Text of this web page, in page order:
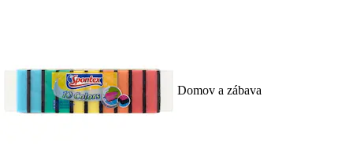
Domov a zábava